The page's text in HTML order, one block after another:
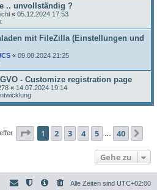
.. unvollständig ?
« 05.12.2024 17:53
mit FileZilla (Einstellungen und
« 09.08.2024 21:25
- Customize registration page
« 14.07.2024 19:14
Seite 1von 40
1 2 3 4 5 40
Gehe zu
Alle Zeiten sind UTC+02:00